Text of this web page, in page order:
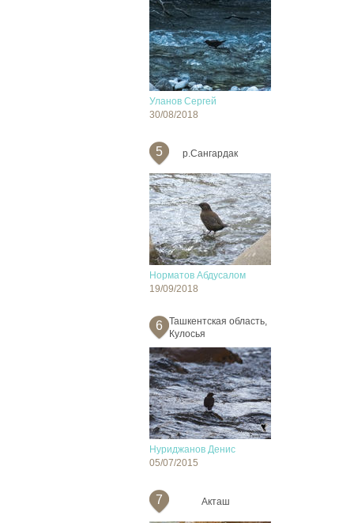
Уланов Сергей
30/08/2018
5 р.Сангардак
Норматов Абдусалом
19/09/2018
6
Ташкентская область,
Кулосья
Нуриджанов Денис
05/07/2015
7 Акташ